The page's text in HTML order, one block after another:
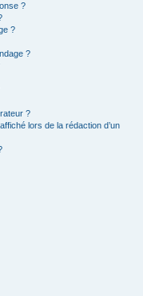
?
?
?
?
lors de la rédaction d’un